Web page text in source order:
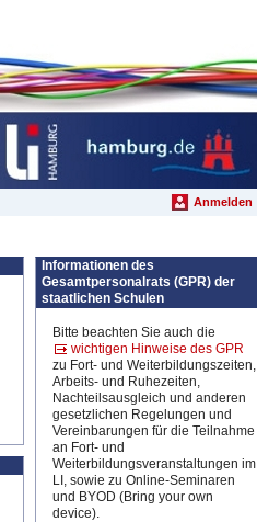
Anmelden
Informationen des
Gesamtpersonalrats (GPR) der
staatlichen Schulen
Bitte beachten Sie auch die
wichtigen Hinweise des GPR
zu Fort- und Weiterbildungszeiten,
Arbeits- und Ruhezeiten,
Nachteilsausgleich und anderen
gesetzlichen Regelungen und
Vereinbarungen für die Teilnahme
an Fort- und
Weiterbildungsveranstaltungen im
LI, sowie zu Online-Seminaren
und BYOD (Bring your own
device).